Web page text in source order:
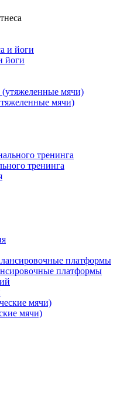
йоги
мячи)
тренинга
платформы
мячи)